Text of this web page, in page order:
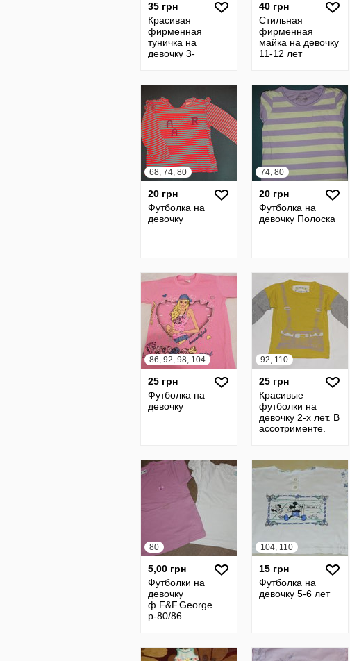
35 грн
Красивая
фирменная
туничка на
девочку 3-
40 грн
Стильная
фирменная
майка на девочку
11-12 лет
68, 74, 80
20 грн
Футболка на
девочку
74, 80
20 грн
Футболка на
девочку Полоска
86, 92, 98, 104
25 грн
Футболка на
девочку
92, 110
25 грн
Красивые
футболки на
девочку 2-х лет. В
ассотрименте.
80
5,00 грн
Футболки на
девочку
ф.F&F.George
р-80/86
104, 110
15 грн
Футболка на
девочку 5-6 лет